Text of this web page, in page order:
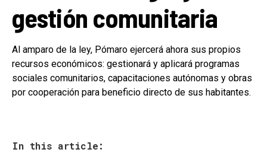
gestión comunitaria
Al amparo de la ley, Pómaro ejercerá ahora sus propios
recursos económicos: gestionará y aplicará programas
sociales comunitarios, capacitaciones autónomas y obras
por cooperación para beneficio directo de sus habitantes.
In this article: